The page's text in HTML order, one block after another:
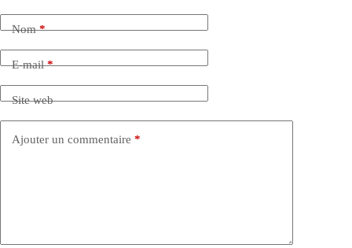
Nom*
E-mail*
Site web
Ajouter un commentaire *